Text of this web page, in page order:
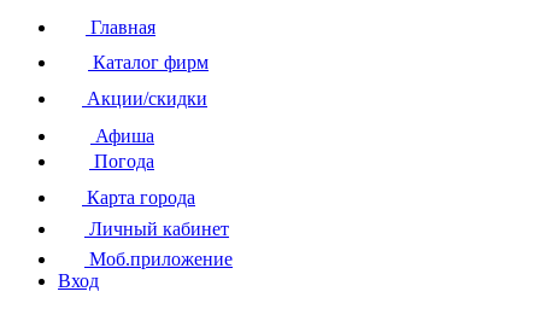
Главная
Каталог фирм
Акции/скидки
Афиша
Погода
Карта города
Личный кабинет
Моб.приложение
Вход